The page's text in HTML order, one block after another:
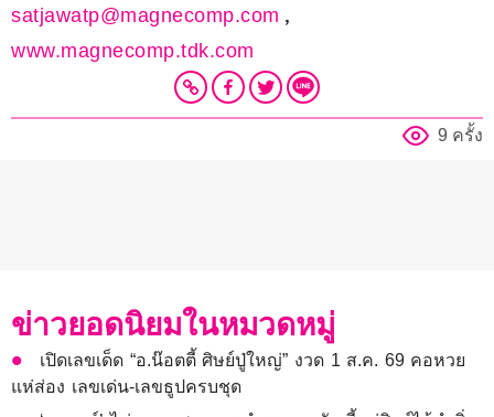
satjawatp@magnecomp.com ,
www.magnecomp.tdk.com
9 ครั้ง
ข่าวยอดนิยมในหมวดหมู่
เปิดเลขเด็ด “อ.น๊อตตี้ ศิษย์ปู่ใหญ่” งวด 1 ส.ค. 69 คอหวย
แห่ส่อง เลขเด่น-เลขธูปครบชุด